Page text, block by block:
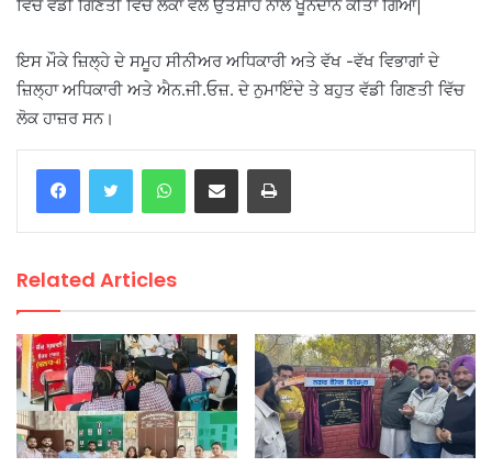
ਵਿੱਚ ਵੱਡੀ ਗਿਣਤੀ ਵਿੱਚ ਲੋਕਾਂ ਵੱਲੋਂ ਉਤਸ਼ਾਹ ਨਾਲ ਖੂਨਦਾਨ ਕੀਤਾ ਗਿਆ|
ਇਸ ਮੌਕੇ ਜ਼ਿਲ੍ਹੇ ਦੇ ਸਮੂਹ ਸੀਨੀਅਰ ਅਧਿਕਾਰੀ ਅਤੇ ਵੱਖ -ਵੱਖ ਵਿਭਾਗਾਂ ਦੇ
ਜ਼ਿਲ੍ਹਾ ਅਧਿਕਾਰੀ ਅਤੇ ਐਨ.ਜੀ.ਓਜ਼. ਦੇ ਨੁਮਾਇੰਦੇ ਤੇ ਬਹੁਤ ਵੱਡੀ ਗਿਣਤੀ ਵਿੱਚ
ਲੋਕ ਹਾਜ਼ਰ ਸਨ।
WhatsAppShare via Email Print
Related Articles